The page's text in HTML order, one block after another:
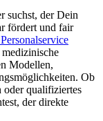
suchst, der Dein
fördert und fair
Modellen,
Ob
qualifiziertes
der direkte